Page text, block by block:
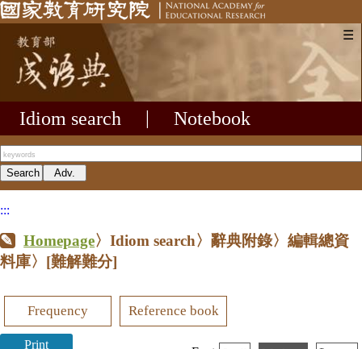
☰
Idiom search Notebook
:::
Homepage〉Idiom search〉辭典附錄〉編輯總資
料庫〉 [難解難分]
Frequency Reference book
Print